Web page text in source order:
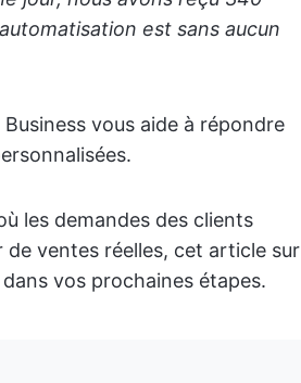
est sans aucun
vous aide à répondre
les demandes des clients
ventes réelles, cet article sur
vos prochaines étapes.